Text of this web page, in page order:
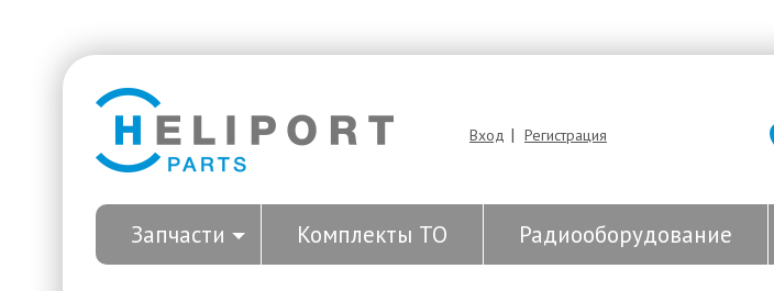
Вход | Регистрация
Запчасти Комплекты ТО Радиооборудование